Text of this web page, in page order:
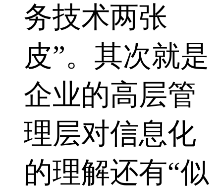
务技术两张
皮”。其次就是
企业的高层管
理层对信息化
的理解还有“似